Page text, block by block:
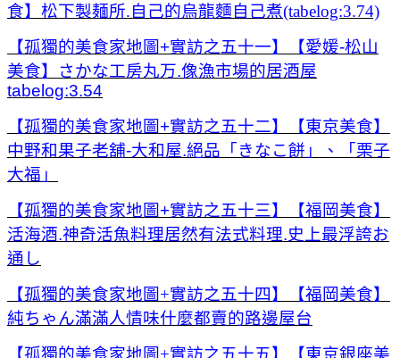
食】松下製麺所.自己的烏龍麵自己煮(tabelog:3.74)
【孤獨的美食家地圖+實訪之五十一】【愛媛-松山
美食】さかな工房丸万.像漁市場的居酒屋
tabelog:3.54
【孤獨的美食家地圖+實訪之五十二】【東京美食】
中野和果子老舖-大和屋.絕品「きなこ餅」、「栗子
大福」
【孤獨的美食家地圖+實訪之五十三】【福岡美食】
活海酒.神奇活魚料理居然有法式料理.史上最浮誇お
通し
【孤獨的美食家地圖+實訪之五十四】【福岡美食】
純ちゃん滿滿人情味什麼都賣的路邊屋台
【孤獨的美食家地圖+實訪之五十五】【東京銀座美